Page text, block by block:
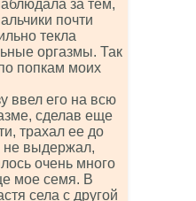
за тем,
почти
текла
оргазмы. Так
попкам моих
ввел его на всю
сделав еще
трахал ее до
не выдержал,
очень много
мое семя. В
села с другой